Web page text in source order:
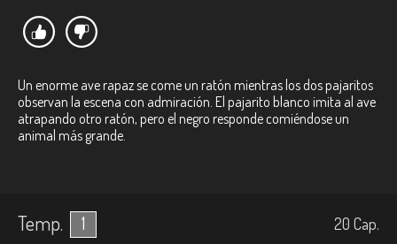
Un enorme ave rapaz se come un ratón mientras los dos pajaritos
observan la escena con admiración. El pajarito blanco imita al ave
atrapando otro ratón, pero el negro responde comiéndose un
animal más grande.
Temp. 1 20 Cap.